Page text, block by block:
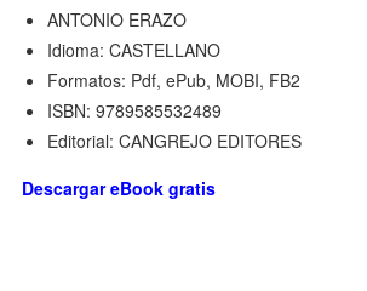
ANTONIO ERAZO
Idioma: CASTELLANO
Formatos: Pdf, ePub, MOBI, FB2
ISBN: 9789585532489
Editorial: CANGREJO EDITORES
Descargar eBook gratis